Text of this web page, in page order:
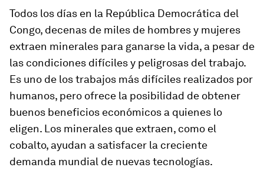
Todos los días en la República Democrática del
Congo, decenas de miles de hombres y mujeres
extraen minerales para ganarse la vida, a pesar de
las condiciones difíciles y peligrosas del trabajo.
Es uno de los trabajos más difíciles realizados por
humanos, pero ofrece la posibilidad de obtener
buenos beneficios económicos a quienes lo
eligen. Los minerales que extraen, como el
cobalto, ayudan a satisfacer la creciente
demanda mundial de nuevas tecnologías.